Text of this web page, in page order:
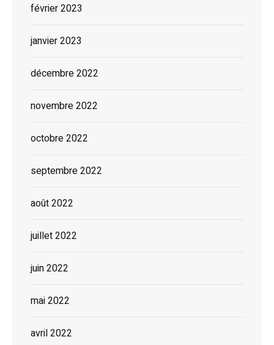
février 2023
janvier 2023
décembre 2022
novembre 2022
octobre 2022
septembre 2022
août 2022
juillet 2022
juin 2022
mai 2022
avril 2022